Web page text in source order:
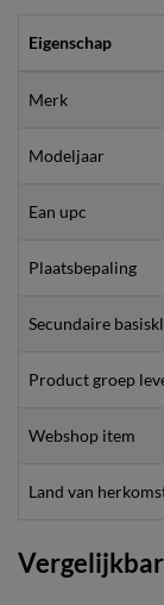
Eigenschap
Merk
Modeljaar
Ean upc
Plaatsbepaling
Secundaire
Product groep
Webshop item
Land van